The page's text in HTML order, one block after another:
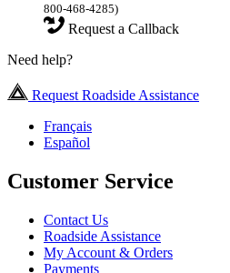
800-468-4285)
Request a Callback
Need help?
Request Roadside Assistance
Français
Español
Customer Service
Contact Us
Roadside Assistance
My Account & Orders
Payments